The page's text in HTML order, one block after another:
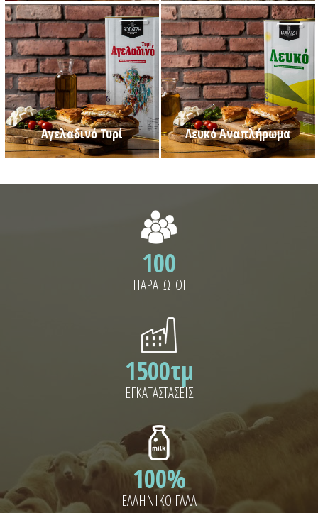
Αγελαδινό Τυρί Λευκό Αναπλήρωμα
100
ΠΑΡΑΓΩΓΟΙ
1500τμ
ΕΓΚΑΤΑΣΤΑΣΕΙΣ
100%
ΕΛΛΗΝΙΚΟ ΓΑΛΑ